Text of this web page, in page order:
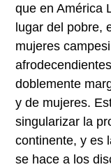
que en América
lugar del pobre,
mujeres
doblemente
y de mujeres.
singularizar la
continente, y es
se hace a los